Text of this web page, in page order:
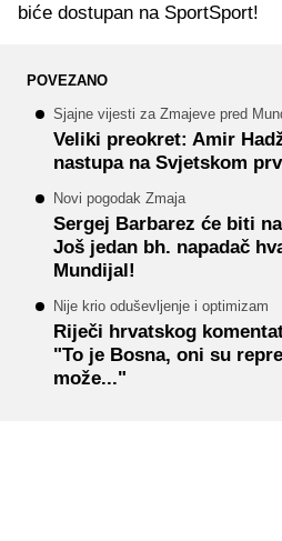
biće dostupan na SportSport!
POVEZANO
Sjajne vijesti za Zmajeve pred
Veliki preokret: Amir
nastupa na Svjetskom
Novi pogodak Zmaja
Sergej Barbarez će biti
Još jedan bh. napadač
Mundijal!
Nije krio oduševljenje i optimizam
Riječi hrvatskog
"To je Bosna, oni su
može..."